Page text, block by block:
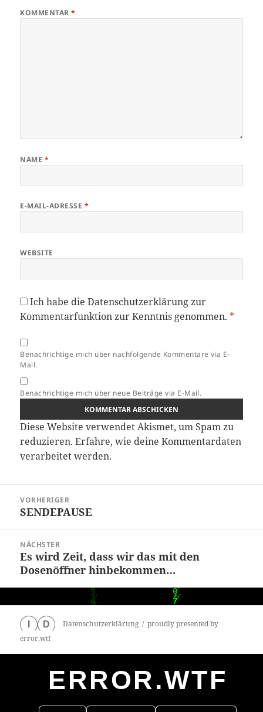
KOMMENTAR*
NAME *
E-MAIL-ADRESSE *
WEBSITE
Ich habe dieDatenschutzerklärungzur
Kommentarfunktion zur Kenntnis genommen. *
Benachrichtige mich über nachfolgende Kommentare via E-
Mail.
Benachrichtige mich über neue Beiträge via E-Mail.
Diese Website verwendet Akismet, um Spam zu
reduzieren.Erfahre, wie deine Kommentardaten
verarbeitet werden.
VORHERIGER
Vorheriger
SENDEPAUSE
NÄCHSTER
Nächster
Beitrag:
Es wird Zeit, dass wir das mit den
Dosenöffner hinbekommen…
D Datenschutzerklärung
proudly presented by
error.wtf
ERROR.WTF